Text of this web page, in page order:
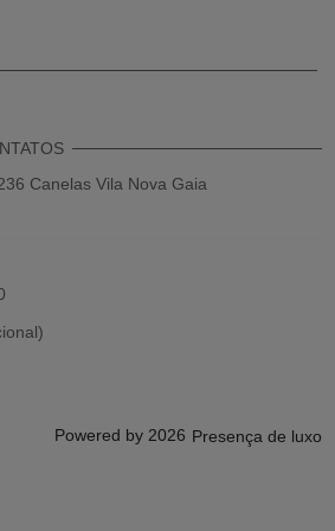
Canelas Vila Nova Gaia
Powered by 2026 Presença de luxo